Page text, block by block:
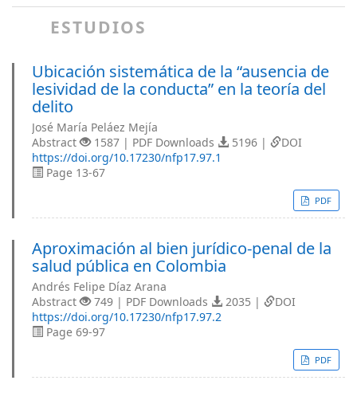
ESTUDIOS
Ubicación sistemática de la “ausencia de
lesividad de la conducta” en la teoría del
delito
José María Peláez Mejía
Abstract
1587 | PDF Downloads 5196 |
DOI
https://doi.org/10.17230/nfp17.97.1
Page 13-67
PDF
Aproximación al bien jurídico-penal de la
salud pública en Colombia
Andrés Felipe Díaz Arana
Abstract
749 | PDF Downloads 2035 |
DOI
https://doi.org/10.17230/nfp17.97.2
Page 69-97
PDF